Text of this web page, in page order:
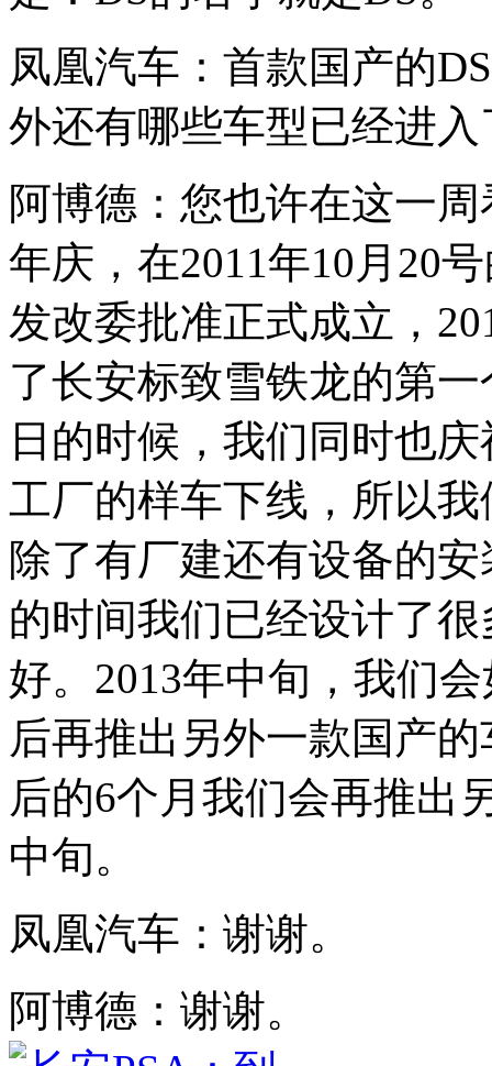
凤凰汽车：首款国产的
外还有哪些车型已经进
阿博德：您也许在这一
年庆，在2011年10月20
发改委批准正式成立，
了长安标致雪铁龙的第
日的时候，我们同时也
工厂的样车下线，所以
除了有厂建还有设备的
的时间我们已经设计了
好。2013年中旬，我们
后再推出另外一款国产
后的6个月我们会再推出
中旬。
凤凰汽车：谢谢。
阿博德：谢谢。